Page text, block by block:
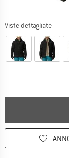
Viste dettagliate